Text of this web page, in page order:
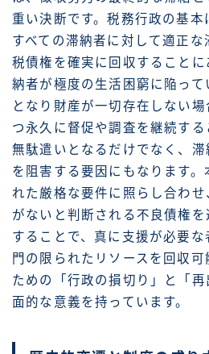
重い決断です。税務行政の基本
すべての滞納者に対して適正な
税債権を確実に回収すること
納者が極度の生活困窮に陥っ
となり財産が一切存在しない
つ永久に督促や調査を継続す
無駄遣いとなるだけでなく、
を阻害する要因にもなります
れた厳格な要件に照らし合わ
がないと判断される不良債権
することで、真に支援が必要
門の限られたリソースを回収
ための「行政の損切り」と「
面的な意義を持っています。